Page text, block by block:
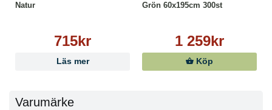
Natur
715kr
Läs mer
Grön 60x195cm 300st
1 259kr
Köp
Varumärke